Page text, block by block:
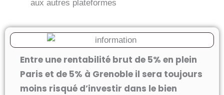
aux autres plateformes
Entre une rentabilité brut de 5% en plein
Paris et de 5% à Grenoble il sera toujours
moins risqué d’investir dans le bien